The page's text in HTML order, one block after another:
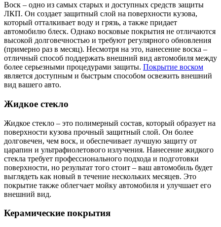
Воск – одно из самых старых и доступных средств защиты
ЛКП. Он создает защитный слой на поверхности кузова,
который отталкивает воду и грязь, а также придает
автомобилю блеск. Однако восковые покрытия не отличаются
высокой долговечностью и требуют регулярного обновления
(примерно раз в месяц). Несмотря на это, нанесение воска –
отличный способ поддержать внешний вид автомобиля между
более серьезными процедурами защиты. Покрытие воском
является доступным и быстрым способом освежить внешний
вид вашего авто.
Жидкое стекло
Жидкое стекло – это полимерный состав, который образует на
поверхности кузова прочный защитный слой. Он более
долговечен, чем воск, и обеспечивает лучшую защиту от
царапин и ультрафиолетового излучения. Нанесение жидкого
стекла требует профессионального подхода и подготовки
поверхности, но результат того стоит – ваш автомобиль будет
выглядеть как новый в течение нескольких месяцев. Это
покрытие также облегчает мойку автомобиля и улучшает его
внешний вид.
Керамические покрытия